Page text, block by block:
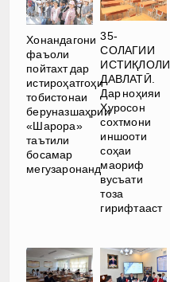
Хонандагони
фаъоли
пойтахт дар
истироҳатгоҳи
тобистонаи
беруназшаҳрии
«Шарора»
таътили
босамар
мегузаронанд
35-
СОЛАГИИ
ИСТИҚЛОЛИ
ДАВЛАТӢ.
Дар ноҳияи
Хуросон
сохтмони
иншооти
соҳаи
маориф
вусъати
тоза
гирифтааст